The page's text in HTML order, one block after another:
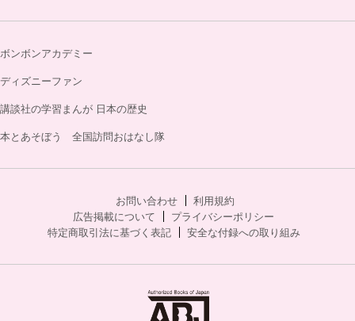
ボンボンアカデミー
ディズニーファン
講談社の学習まんが 日本の歴史
本とあそぼう 全国訪問おはなし隊
お問い合わせ
利用規約
広告掲載について
プライバシーポリシー
特定商取引法に基づく表記
安全な付録への取り組み